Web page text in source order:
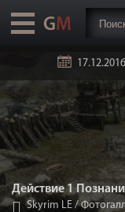
17.12.2016
Действие 1
Skyrim LE /